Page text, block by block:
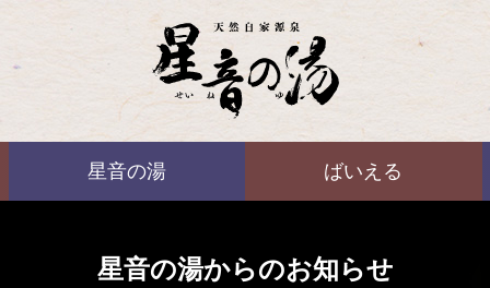
ばいえる
星音の湯 ばいえる
星音の湯からのお知らせ